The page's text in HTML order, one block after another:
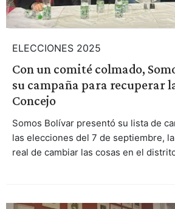
ELECCIONES 2025
Con un comité colmado,
su campaña para recuperar
Concejo
Somos Bolívar presentó su lista de
las elecciones del 7 de septiembre,
real de cambiar las cosas en el